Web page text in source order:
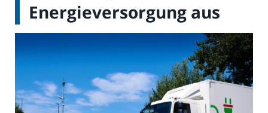
Energieversorgung aus